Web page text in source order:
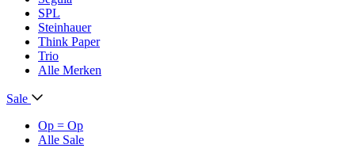
SPL
Steinhauer
Think Paper
Trio
Alle Merken
Sale
Op = Op
Alle Sale